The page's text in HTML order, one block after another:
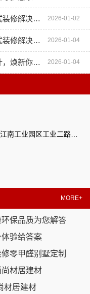
广西尚材居建材有限公司提供一站式装修解决方案 2026-01-02
广西尚材居建材有限公司提供一站式装修解决方案 2026-01-04
广西尚材居建材有限公司：创新设计，焕新你的居住体验 2026-01-04
详细地址：广西壮族自治区贵港市港南区江南工业园区工业二路与南二路交汇处东南角
MORE+
保品质为您解答
验给答案
零甲醛别墅定制
材居建材
材居建材